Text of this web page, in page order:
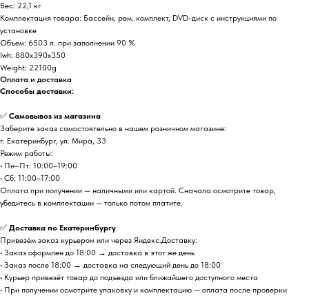
Вес: 22,1 кг
Комплектация товара: Бассейн, рем. комплект, DVD-диск с инструкциями по
установке
Объем: 6503 л. при заполнении 90 %
lwh: 880x390x350
Weight: 22100g
Оплата и доставка
Способы доставки:
✅ Самовывоз из магазина
Заберите заказ самостоятельно в нашем розничном магазине:
г. Екатеринбург, ул. Мира, 33
Режим работы:
• Пн–Пт: 10:00–19:00
• Сб: 11:00–17:00
Оплата при получении — наличными или картой. Сначала осмотрите товар,
убедитесь в комплектации — только потом платите.
✅ Доставка по Екатеринбургу
Привезём заказ курьером или через Яндекс.Доставку:
• Заказ оформлен до 18:00 → доставка в этот же день
• Заказ после 18:00 → доставка на следующий день до 18:00
• Курьер привезёт товар до подъезда или ближайшего доступного места
• При получении осмотрите упаковку и комплектацию — оплата после проверки